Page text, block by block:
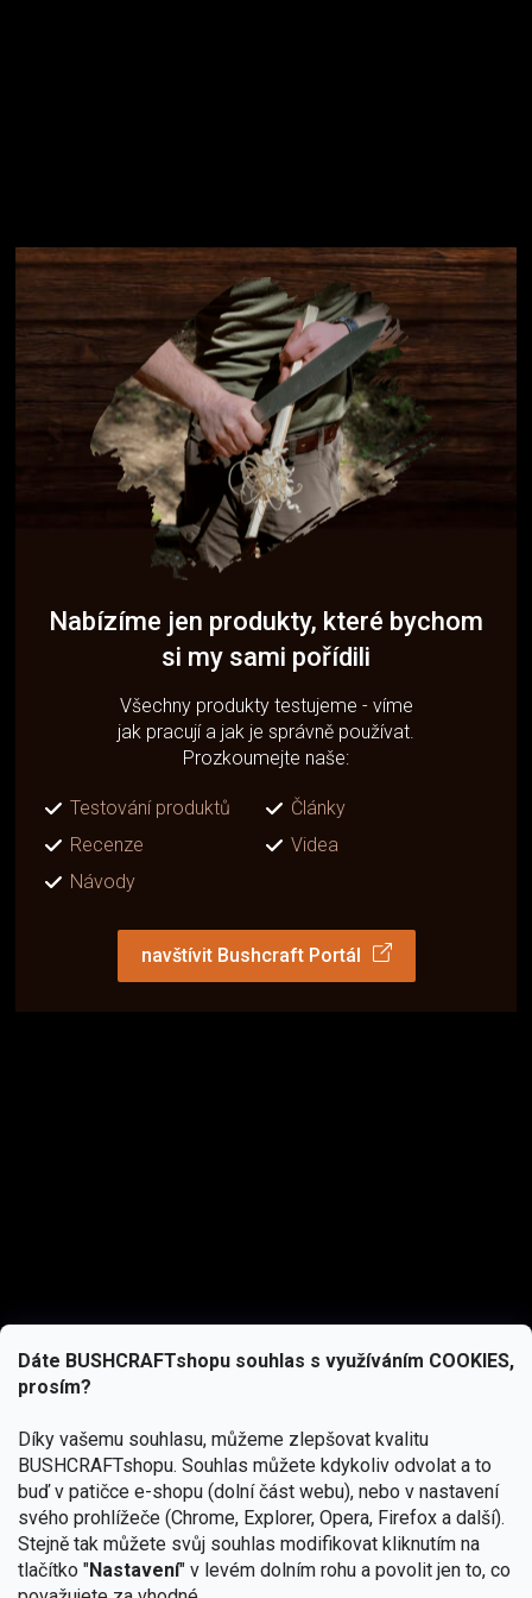
Dáte BUSHCRAFTshopu souhlas s využíváním COOKIES,
prosím?
Díky vašemu souhlasu, můžeme zlepšovat kvalitu
BUSHCRAFTshopu. Souhlas můžete kdykoliv odvolat a to
buď v patičce e-shopu (dolní část webu), nebo v nastavení
svého prohlížeče (Chrome, Explorer, Opera, Firefox a další).
Stejně tak můžete svůj souhlas modifikovat kliknutím na
tlačítko "Nastavení" v levém dolním rohu a povolit jen to, co
Nabízíme jen produkty, které bychom
si my sami pořídili
Všechny produkty testujeme - víme
jak pracují a jak je správně používat.
Prozkoumejte naše:
Testování produktů
Články
Recenze
Videa
Návody
navštívit Bushcraft Portál